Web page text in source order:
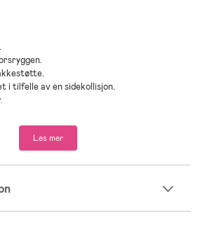
i tilfelle av en sidekollisjon.
bilseter (testet for en vekt på opptil 50 kg).
eller bilens trepunktsbelte.
andre beltestoler kan Axkid Up™ installeres
i bilen.
forskriften.
Les mer